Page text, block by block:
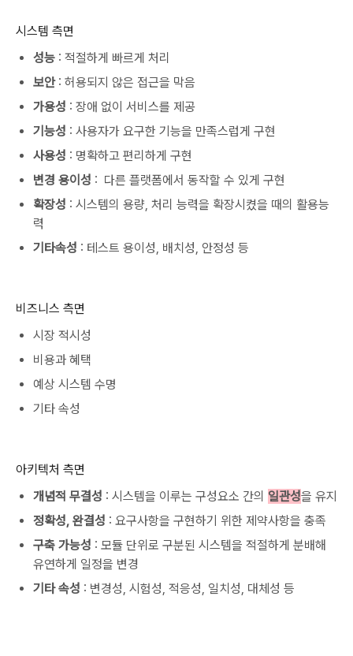
시스템 측면
성능 : 적절하게 빠르게 처리
보안: 허용되지 않은 접근을 막음
가용성 : 장애 없이 서비스를 제공
기능성 : 사용자가 요구한 기능을 만족스럽게 구현
사용성 : 명확하고 편리하게 구현
변경 용이성 : 다른 플랫폼에서 동작할 수 있게 구현
확장성 : 시스템의 용량, 처리 능력을 확장시켰을 때의 활용능
력
기타속성 : 테스트 용이성, 배치성, 안정성 등
비즈니스 측면
시장 적시성
비용과 혜택
예상 시스템 수명
기타 속성
아키텍처 측면
개념적 무결성 : 시스템을 이루는 구성요소 간의 일관성을 유지
정확성, 완결성 : 요구사항을 구현하기 위한 제약사항을 충족
구축 가능성 : 모듈 단위로 구분된 시스템을 적절하게 분배해
유연하게 일정을 변경
기타 속성 : 변경성, 시험성, 적응성, 일치성, 대체성 등